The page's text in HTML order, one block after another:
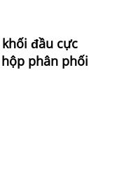
đầu cực
phân phối